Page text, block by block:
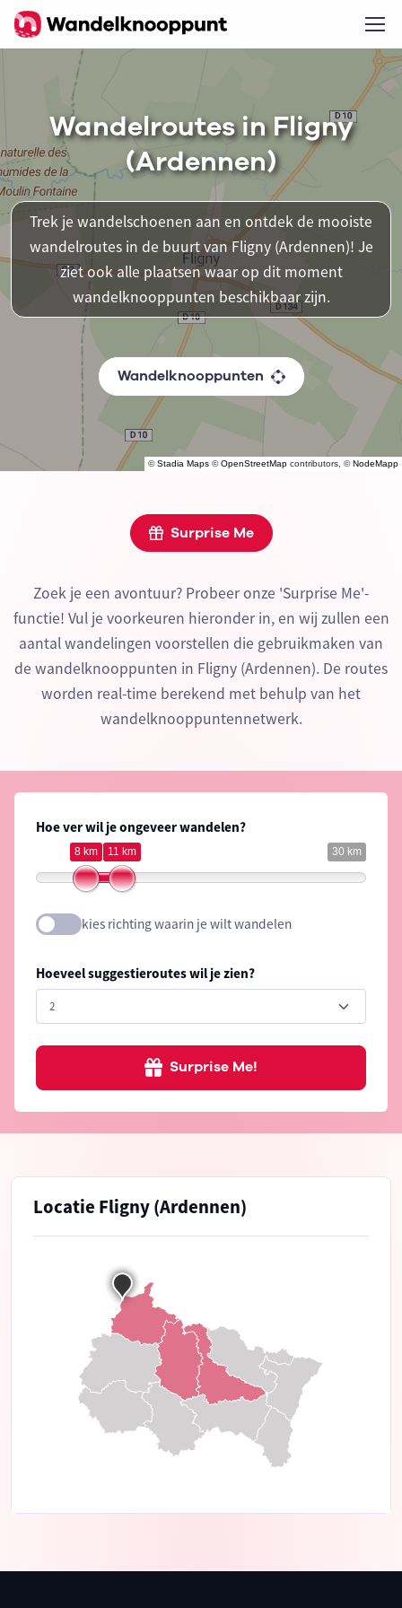
©Stadia Maps ©OpenStreetMap contributors, ©NodeMapp
Wandelroutes in Fligny
(Ardennen)
Trek je wandelschoenen aan en ontdek de mooiste
wandelroutes in de buurt van Fligny (Ardennen)! Je
ziet ook alle plaatsen waar op dit moment
wandelknooppunten beschikbaar zijn.
Wandelknooppunten
Surprise Me
Zoek je een avontuur? Probeer onze 'Surprise Me'-
functie! Vul je voorkeuren hieronder in, en wij zullen een
aantal wandelingen voorstellen die gebruikmaken van
de wandelknooppunten in Fligny (Ardennen). De routes
worden real-time berekend met behulp van het
wandelknooppuntennetwerk.
Hoe ver wil je ongeveer wandelen?
30 km
8 km 11 km
kies richting waarin je wilt wandelen
Hoeveel suggestieroutes wil je zien?
Surprise Me!
Locatie Fligny (Ardennen)